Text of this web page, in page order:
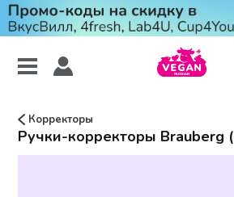
Корректоры
Ручки-корректоры Brauberg